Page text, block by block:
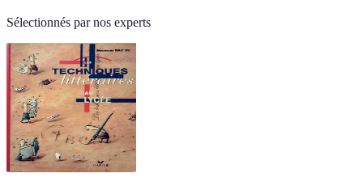
Sélectionnés par nos experts